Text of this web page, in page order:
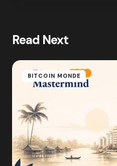
Read Next
BITCOIN MONDE